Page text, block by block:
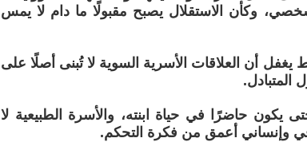
وكأن الاستقلال يصبح مقبولًا ما دام لا يمس
يغفل أن العلاقات الأسرية السوية لا تُبنى أصلًا على
المتبادل.
يكون حاضرًا في حياة ابنته، والأسرة الطبيعية لا
وإنساني أعمق من فكرة التحكم.